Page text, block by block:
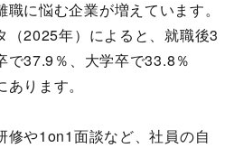
に悩む企業が増えています。
（2025年）によると、就職後3
で37.9％、大学卒で33.8％
ります。
修や1on1面談など、社員の自